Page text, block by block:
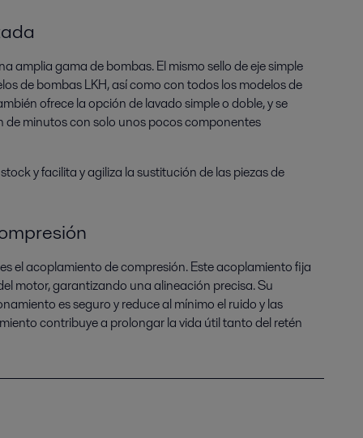
amplia gama de bombas. El mismo sello de eje simple
de bombas LKH, así como con todos los modelos de
ofrece la opción de lavado simple o doble, y se
de minutos con solo unos pocos componentes
y facilita y agiliza la sustitución de las piezas de
el acoplamiento de compresión. Este acoplamiento fija
motor, garantizando una alineación precisa. Su
es seguro y reduce al mínimo el ruido y las
contribuye a prolongar la vida útil tanto del retén